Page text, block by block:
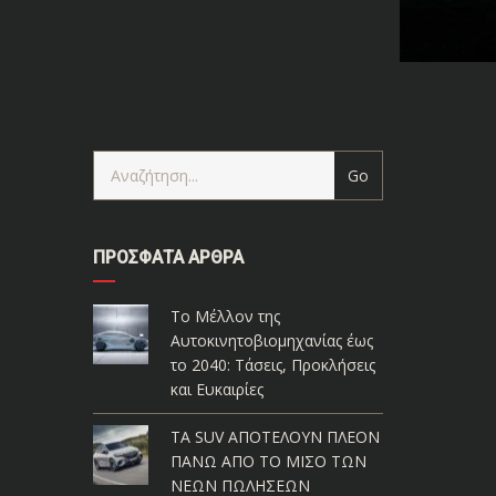
ΠΡΌΣΦΑΤΑ ΆΡΘΡΑ
Το Μέλλον της
Αυτοκινητοβιομηχανίας έως
το 2040: Τάσεις, Προκλήσεις
και Ευκαιρίες
ΤΑ SUV ΑΠΟΤΕΛΟΥΝ ΠΛΕΟΝ
ΠΑΝΩ ΑΠΟ ΤΟ ΜΙΣΟ ΤΩΝ
ΝΕΩΝ ΠΩΛΗΣΕΩΝ